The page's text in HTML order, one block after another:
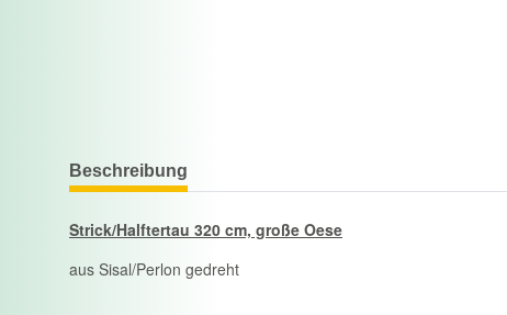
Beschreibung
Strick/Halftertau 320 cm, große Oese
aus Sisal/Perlon gedreht